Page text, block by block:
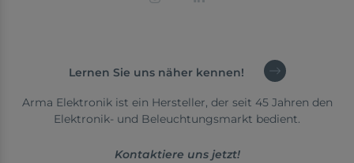
Lernen Sie uns näher kennen!
Arma Elektronik ist ein Hersteller, der seit 45 Jahren den
Elektronik- und Beleuchtungsmarkt bedient.
Kontaktiere uns jetzt!